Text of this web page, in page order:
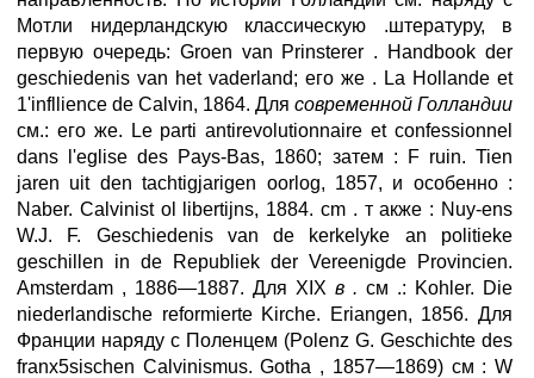
Мотли нидерландскую классическую .штературу, в
первую очередь: Groen van Prinsterer . Handbook der
geschiedenis van het vaderland; его же . La Hollande et
1'infllience de Calvin, 1864. Для современной Голландии
см.: его же. Le parti antirevolutionnaire et confessionnel
dans l'eglise des Pays-Bas, 1860; затем : F ruin. Tien
jaren uit den tachtigjarigen oorlog, 1857, и особенно :
Naber. Calvinist ol libertijns, 1884. cm . т акже : Nuy-ens
W.J. F. Geschiedenis van de kerkelyke an politieke
geschillen in de Republiek der Vereenigde Provincien.
Amsterdam , 1886—1887. Для XIX в . см .: Kohler. Die
niederlandische reformierte Kirche. Eriangen, 1856. Для
Франции наряду с Поленцем (Polenz G. Geschichte des
franx5sischen Calvinismus. Gotha , 1857—1869) см : W